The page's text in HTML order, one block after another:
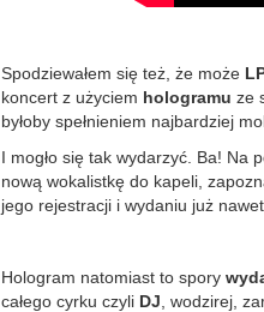
Spodziewałem się też, że może
koncert z użyciem hologramu ze
byłoby spełnieniem najbardziej
I mogło się tak wydarzyć. Ba! Na
nową wokalistkę do kapeli,
jego rejestracji i wydaniu już
Hologram natomiast to spory
całego cyrku czyli DJ , wodzirej,